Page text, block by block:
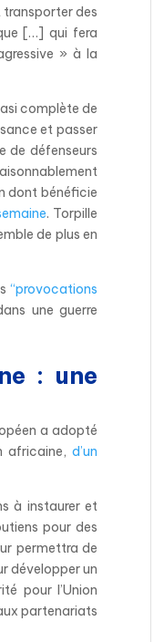
transporter des
[…] qui fera
» à la
complète de
et passer
de défenseurs
dont bénéficie
. Torpille
de plus en
“provocations
une guerre
: une
a adopté
africaine,d’un
à instaurer et
pour des
permettra de
développer un
pour l’Union
partenariats